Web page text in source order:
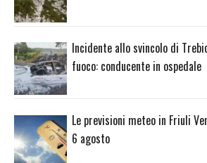
Incidente allo svincolo di
fuoco: conducente in ospedale
Le previsioni meteo in Friuli
6 agosto